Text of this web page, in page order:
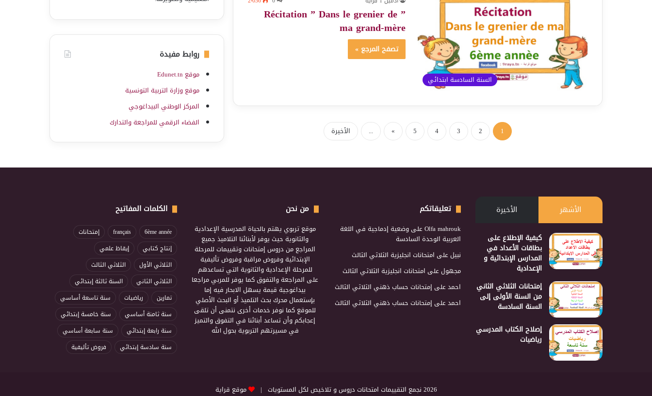
السنة السادسة ابتدائي
” Récitation ” Dans le grenier de
ma grand-mère
تصفح المرجع »
1
2
3
4
5
»
... الأخيرة
روابط مفيدة
موقع Edunet.tn
موقع وزارة التربية التونسية
المركز الوطني البيداغوجي
الفضاء الرقمي للمراجعة والتدارك
الأشهر الأخيرة
كيفية الإطلاع على
بطاقات الأعداد في
المدارس الإبتدائية و
الإعدادية
إمتحانات الثلاثي الثاني
من السنة الأولى إلى
السنة السادسة
إصلاح الكتاب المدرسي
رياضيات
تعليقاتكم
Olfa mahroukعلىوضعية إدماجية في اللغة
العربية الوحدة السادسة
نبيلعلى امتحانات انجليزية الثلاثي الثالث
مجهولعلى امتحانات انجليزية الثلاثي الثالث
احمدعلىإمتحانات حساب ذهني الثلاثي الثالث
احمدعلىإمتحانات حساب ذهني الثلاثي الثالث
من نحن
موقع تربوي يهتم بالحياة المدرسية الإعدادية
والثانوية حيث يوفر لأبنائنا التلاميذ جميع
المراجع من دروس إمتحانات وتقييمات للمرحلة
الإبتدائية وفروض مراقبة وفروض تأليفية
للمرحلة الإعدادية والثانوية التي تساعدهم
على المراجعة والتفوق كما يوفر للمربي مراجعا
بيداغوجية قيمة يسهل الابحار فيه إما
بإستعمال محرك بحث التلميذ أو البحث الأصلي
للموقع كما نوفر خدمات أخرى نتمنى أن تلقى
إعجابكم وأن تساعد أبنائنا في التفوق والتميز
في مسيرتهم التربوية بحول الله
الكلمات المفاتيح
6ème année
français
إمتحانات
إنتاج كتابي
إيقاظ علمي
الثلاثي الأول
الثلاثي الثالث
الثلاثي الثاني
السنة ثالثة إبتدائي
تمارين
رياضيات
سنة تاسعة أساسي
سنة ثامنة أساسي
سنة خامسة إبتدائي
سنة رابعة إبتدائي
سنة سابعة أساسي
سنة سادسة إبتدائي
فروض تأليفية
2026 نجمع التقييمات امتحانات دروس و تلاخيص لكل المستويات | موقع قراية